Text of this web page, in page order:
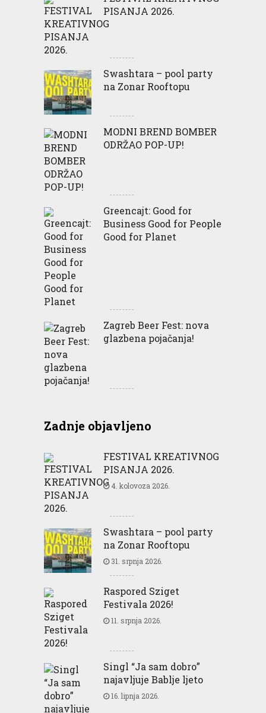
PISANJA 2026.
Swashtara – pool party
na Zonar Rooftopu
MODNI BREND BOMBER
ODRŽAO POP-UP!
Greencajt: Good for
Business Good for People
Good for Planet
Zagreb Beer Fest: nova
glazbena pojačanja!
Zadnje objavljeno
FESTIVAL KREATIVNOG
PISANJA 2026.
4. kolovoza 2026.
Swashtara – pool party
na Zonar Rooftopu
31. srpnja 2026.
Raspored Sziget
Festivala 2026!
11. srpnja 2026.
Singl “Ja sam dobro”
najavljuje Bablje ljeto
16. lipnja 2026.